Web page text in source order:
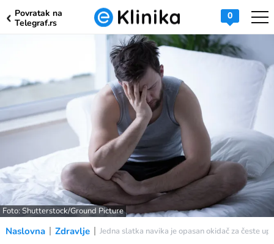
Povratak na
Telegraf.rs
0
Foto: Shutterstock/Ground Picture
Naslovna Zdravlje Jedna slatka navika je opasan okidač za česte